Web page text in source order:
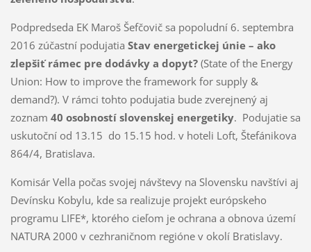
Podpredseda EK Maroš Šefčovič sa popoludní 6. septembra
2016 zúčastní podujatia Stav energetickej únie – ako
zlepšiť rámec pre dodávky a dopyt?(State of the Energy
Union: How to improve the framework for supply &
demand?). V rámci tohto podujatia bude zverejnený aj
zoznam 40 osobností slovenskej energetiky. Podujatie sa
uskutoční od 13.15 do 15.15 hod. v hoteli Loft, Štefánikova
864/4, Bratislava.
Komisár Vella počas svojej návštevy na Slovensku navštívi aj
Devínsku Kobylu, kde sa realizuje projekt európskeho
programu LIFE*, ktorého cieľom je ochrana a obnova území
NATURA 2000 v cezhraničnom regióne v okolí Bratislavy.